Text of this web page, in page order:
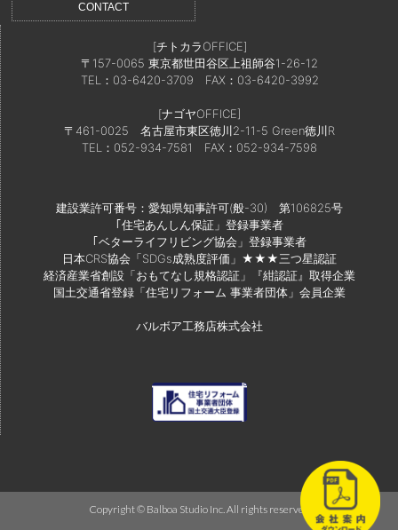
CONTACT
[チトカラOFFICE]
〒157-0065 東京都世田谷区上祖師谷1-26-12
TEL：03-6420-3709 FAX：03-6420-3992
[ナゴヤOFFICE]
〒461-0025 名古屋市東区徳川2-11-5 Green徳川R
TEL：052-934-7581
FAX：052-934-7598
建設業許可番号：愛知県知事許可(般-30) 第106825号
｢住宅あんしん保証」登録事業者
｢ベターライフリビング協会」登録事業者
日本CRS協会「SDGs成熟度評価」★★★三つ星認証
経済産業省創設「おもてなし規格認証」『紺認証』取得企業
国土交通省登録「住宅リフォーム 事業者団体」会員企業
バルボア工務店株式会社
Copyright © Balboa Studio Inc. All rights reserved